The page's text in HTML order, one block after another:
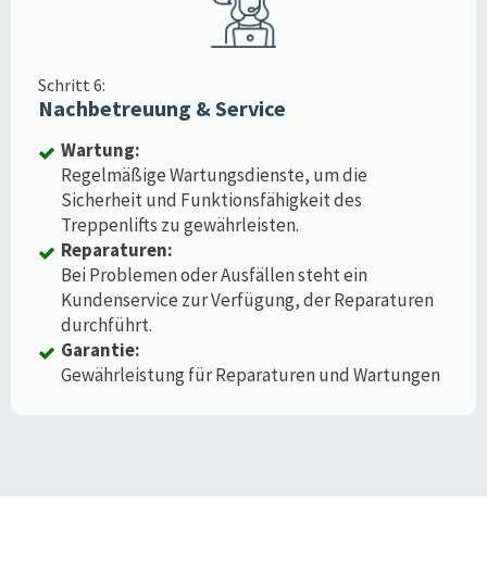
Schritt 6:
Nachbetreuung & Service
Wartung:
Regelmäßige Wartungsdienste, um die
Sicherheit und Funktionsfähigkeit des
Treppenlifts zu gewährleisten.
Reparaturen:
Bei Problemen oder Ausfällen steht ein
Kundenservice zur Verfügung, der Reparaturen
durchführt.
Garantie:
Gewährleistung für Reparaturen und Wartungen